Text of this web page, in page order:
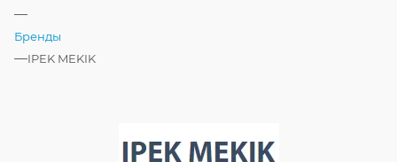
—
Бренды
—IPEK MEKIK